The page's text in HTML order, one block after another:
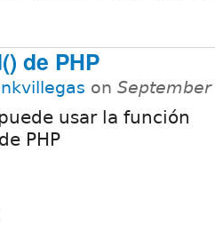
de PHP
on
usar la función
de PHP